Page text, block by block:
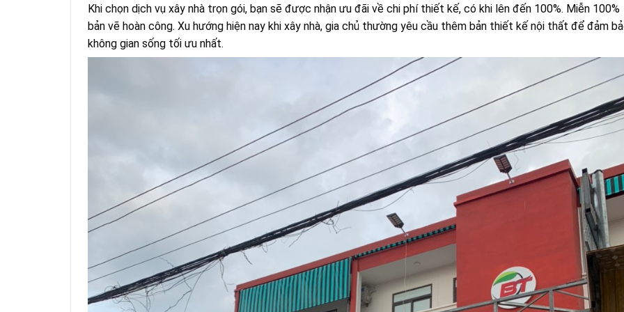
Khi chọn dịch vụ xây nhà trọn gói, bạn sẽ được nhận ưu đãi về chi phí thiết kế, có khi lên đến 100%. Miễn 100%
bản vẽ hoàn công. Xu hướng hiện nay khi xây nhà, gia chủ thường yêu cầu thêm bản thiết kế nội thất để đảm
không gian sống tối ưu nhất.